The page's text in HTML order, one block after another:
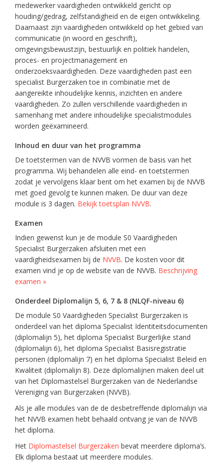
medewerker vaardigheden ontwikkeld gericht op
houding/gedrag, zelfstandigheid en de eigen ontwikkeling.
Daarnaast zijn vaardigheden ontwikkeld op het gebied van
communicatie (in woord en geschrift),
omgevingsbewustzijn, bestuurlijk en politiek handelen,
proces- en projectmanagement en
onderzoeksvaardigheden. Deze vaardigheden past een
specialist Burgerzaken toe in combinatie met de
aangereikte inhoudelijke kennis, inzichten en andere
vaardigheden. Zo zullen verschillende vaardigheden in
samenhang met andere inhoudelijke specialistmodules
worden geëxamineerd.
Inhoud en duur van het programma
De toetstermen van de NVVB vormen de basis van het
programma. Wij behandelen alle eind- en toetstermen
zodat je vervolgens klaar bent om het examen bij de NVVB
met goed gevolg te kunnen maken. De duur van deze
module is 3 dagen. Bekijk toetsplan NVVB.
Examen
Indien gewenst kun je de module S0 Vaardigheden
Specialist Burgerzaken afsluiten met een
vaardigheidsexamen bij de NVVB. De kosten voor dit
examen vind je op de website van de NVVB. Beschrijving
examen »
Onderdeel Diplomalijn 5, 6, 7 & 8 (NLQF-niveau 6)
De module S0 Vaardigheden Specialist Burgerzaken is
onderdeel van het diploma Specialist Identiteitsdocumenten
(diplomalijn 5), het diploma Specialist Burgerlijke stand
(diplomalijn 6), het diploma Specialist Basisregistratie
personen (diplomalijn 7) en het diploma Specialist Beleid en
Kwaliteit (diplomalijn 8). Deze diplomalijnen maken deel uit
van het Diplomastelsel Burgerzaken van de Nederlandse
Vereniging van Burgerzaken (NVVB).
Als je alle modules van de de desbetreffende diplomalijn via
het NVVB examen hebt behaald ontvang je van de NVVB
het diploma.
Het Diplomastelsel Burgerzaken bevat meerdere diploma’s.
Elk diploma bestaat uit meerdere modules.